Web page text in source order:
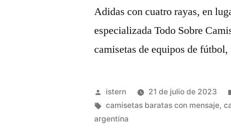
Adidas con cuatro rayas, en
especializada Todo Sobre
camisetas de equipos de
Publicado
por
istern 21 de julio de 2023
Etiquetas:
camisetas baratas con mensaje,
argentina